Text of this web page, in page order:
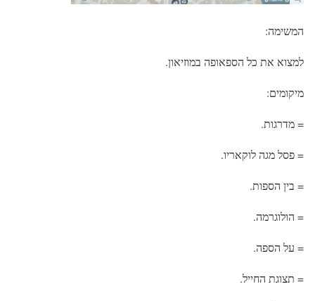
המשימה:
למצוא את כל הספאופה במוזיאון.
מיקומים:
= מדרגות.
= פסל מגה לוקאריו.
= בין הספות.
= הולוגרמה.
= על הספה.
= תצוגת החייל.